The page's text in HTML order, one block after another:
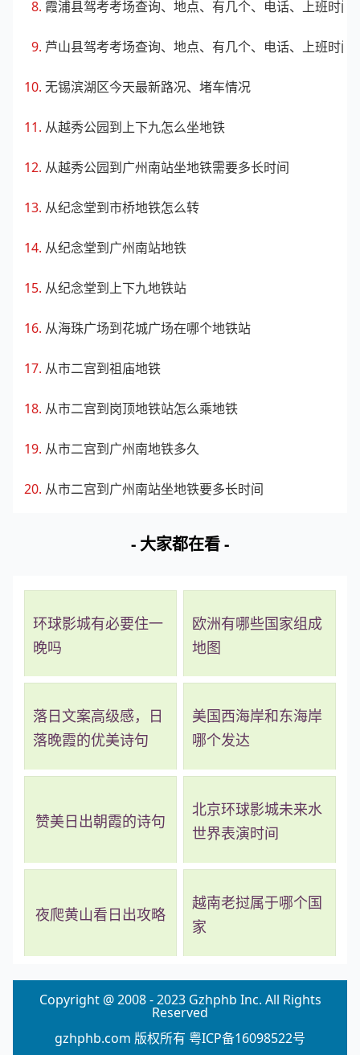
霞浦县驾考考场查询、地点、有几个、电话、上班时间
芦山县驾考考场查询、地点、有几个、电话、上班时间
无锡滨湖区今天最新路况、堵车情况
从越秀公园到上下九怎么坐地铁
从越秀公园到广州南站坐地铁需要多长时间
从纪念堂到市桥地铁怎么转
从纪念堂到广州南站地铁
从纪念堂到上下九地铁站
从海珠广场到花城广场在哪个地铁站
从市二宫到祖庙地铁
从市二宫到岗顶地铁站怎么乘地铁
从市二宫到广州南地铁多久
从市二宫到广州南站坐地铁要多长时间
- 大家都在看 -
环球影城有必要住一
晚吗
欧洲有哪些国家组成
地图
落日文案高级感，日
落晚霞的优美诗句
美国西海岸和东海岸
哪个发达
赞美日出朝霞的诗句
北京环球影城未来水
世界表演时间
夜爬黄山看日出攻略
越南老挝属于哪个国
家
Copyright @ 2008 - 2023 Gzhphb Inc. All Rights
Reserved
gzhphb.com 版权所有 粤ICP备16098522号